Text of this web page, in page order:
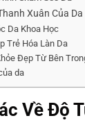
Xuân Của Da
Da Khoa Học
Trẻ Hóa Làn Da
Đẹp Từ Bên
da
Về Độ